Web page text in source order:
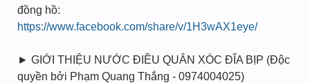
đồng hồ:
https://www.facebook.com/share/v/1H3wAX1eye/
► GIỚI THIỆU NƯỚC ĐIỀU QUÂN XÓC ĐĨA BỊP (Độc
quyền bởi Phạm Quang Thắng - 0974004025)